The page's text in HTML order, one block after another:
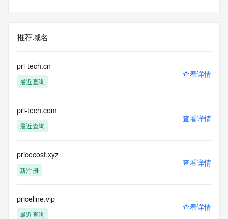
推荐域名
pri-tech.cn
最近查询
查看详情
pri-tech.com
最近查询
查看详情
pricecost.xyz
新注册
查看详情
priceline.vip
最近查询
查看详情